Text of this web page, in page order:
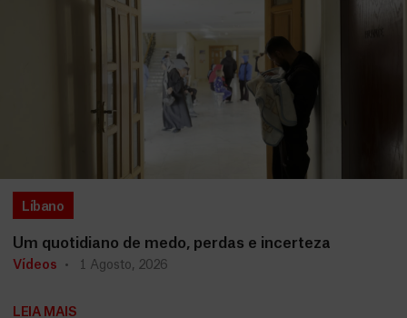
Líbano
Um quotidiano de medo, perdas e incerteza
Vídeos 1 Agosto, 2026
LEIA MAIS